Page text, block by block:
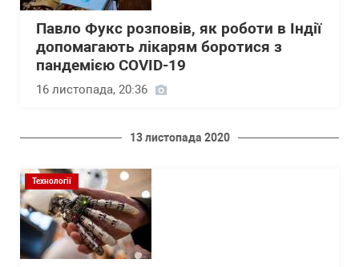
Павло Фукс розповів, як роботи в Індії
допомагають лікарям боротися з
пандемією COVID-19
16 листопада, 20:36
13 листопада 2020
Технології